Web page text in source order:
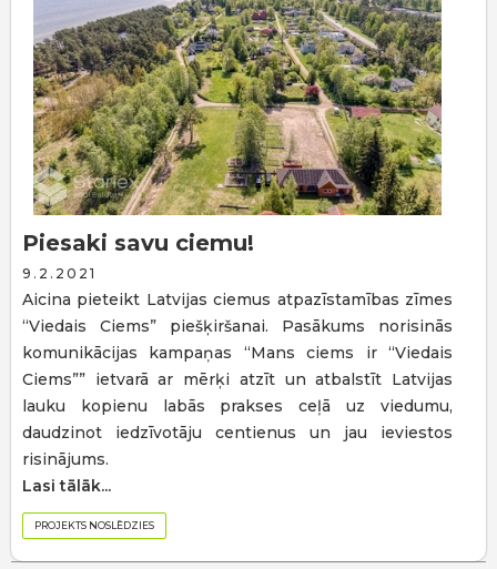
Piesaki savu ciemu!
9.2.2021
Aicina pieteikt Latvijas ciemus atpazīstamības zīmes
“Viedais Ciems” piešķiršanai. Pasākums norisinās
komunikācijas kampaņas “Mans ciems ir “Viedais
Ciems”” ietvarā ar mērķi atzīt un atbalstīt Latvijas
lauku kopienu labās prakses ceļā uz viedumu,
daudzinot iedzīvotāju centienus un jau ieviestos
risinājums.
Lasi tālāk...
PROJEKTS NOSLĒDZIES